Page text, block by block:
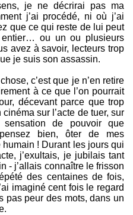
je ne décrirai pas ma
j’ai procédé, ni où j’ai
que ce qui reste de lui peut
ou un ou plusieurs
avez à savoir, lecteurs trop
je suis son assassin.
c’est que je n’en retire
à ce que l’on pourrait
décevant parce que trop
sur l’acte de tuer, sur
sensation de pouvoir que
bien, ôter de mes
humain ! Durant les jours qui
j’exultais, je jubilais tant
- j’allais connaître le frisson
des centaines de fois,
imaginé cent fois le regard
pas peur des mots, dans un